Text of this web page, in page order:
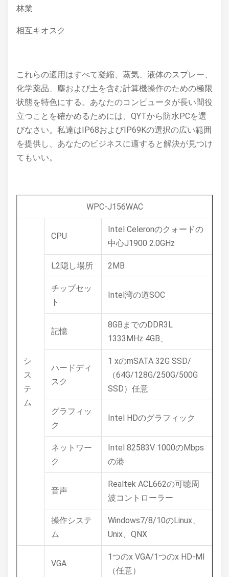
林業
相互キオスク
これらの適用はすべて凝縮、蒸気、液体のスプレー、
化学薬品、塵および土を含む計算機操作のための極限
状態を特色にする。あなたのコンピュータが長い間役
立つことを確かめるためには、QYTから防水PCを選
びなさい。私達はIP68およびIP69Kの選択の広い範囲
を提供し、あなたのビジネスに適すると解決が見つけ
てもいい。
WPC-J156WAC
シ
ス
テ
ム
CPU
Intel Celeronのクォードの
中心J1900 2.0GHz
L2隠し場所 2MB
チップセッ
ト
Intel湾の道SOC
記憶
8GBまでのDDR3L
1333MHz 4GB、
ハードディ
スク
1 xのmSATA 32G SSD/
（64G/128G/250G/500G
SSD）任意
グラフィッ
ク
Intel HDのグラフィック
ネットワー
ク
Intel 82583V 1000のMbps
の港
音声
Realtek ACL662の可聴周
波コントローラー
操作システ
ム
Windows7/8/10のLinux、
Unix、QNX
VGA
1つのx VGA/1つのx HD-MI
（任意）